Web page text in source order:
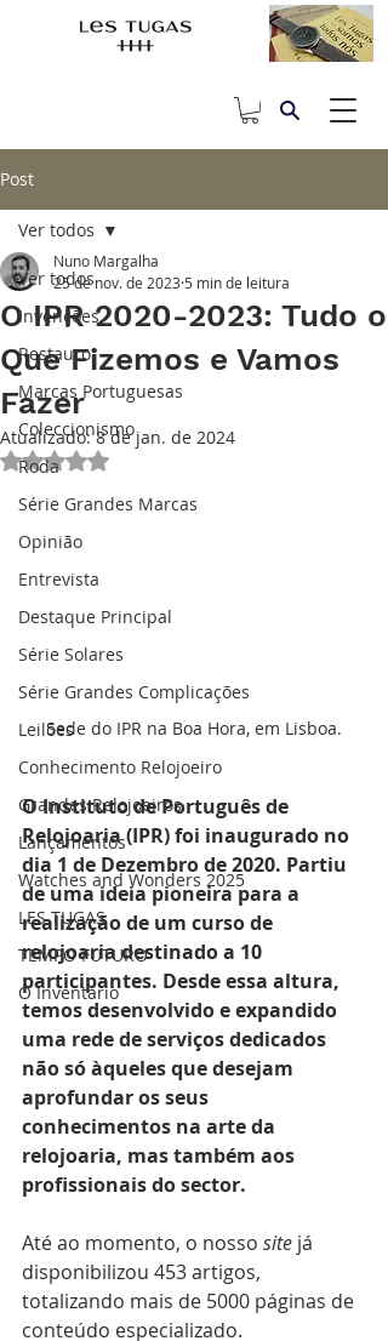
Post
Ver todos
Invenções
Restauro
Marcas Portuguesas
Coleccionismo
Roda
Série Grandes Marcas
Opinião
Entrevista
Destaque Principal
Série Solares
Série Grandes Complicações
Leilões
Conhecimento Relojoeiro
Grandes Relojoeiros
Lançamentos
Watches and Wonders 2025
LES TUGAS
TEMPO FUTURO
O Inventário
Ver todos
O IPR 2020-2023: Tudo o
Que Fizemos e Vamos
Fazer
Nuno Margalha
25 de nov. de 2023 5 min de leitura
Atualizado:8 de jan. de 2024
Avaliado com NaN de 5 estrelas.
Sede do IPR na Boa Hora, em Lisboa.
O Instituto de Português de
Relojoaria (IPR) foi inaugurado no
dia 1 de Dezembro de 2020. Partiu
de uma ideia pioneira para a
realização de um curso de
relojoaria destinado a 10
participantes. Desde essa altura,
temos desenvolvido e expandido
uma rede de serviços dedicados
não só àqueles que desejam
aprofundar os seus
conhecimentos na arte da
relojoaria, mas também aos
profissionais do sector.
Até ao momento, o nosso site já
disponibilizou 453 artigos,
totalizando mais de 5000 páginas de
conteúdo especializado.